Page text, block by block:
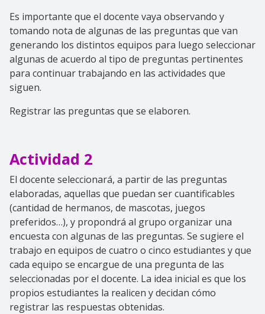
Es importante que el docente vaya observando y
tomando nota de algunas de las preguntas que van
generando los distintos equipos para luego seleccionar
algunas de acuerdo al tipo de preguntas pertinentes
para continuar trabajando en las actividades que
siguen.
Registrar las preguntas que se elaboren.
Actividad 2
El docente seleccionará, a partir de las preguntas
elaboradas, aquellas que puedan ser cuantificables
(cantidad de hermanos, de mascotas, juegos
preferidos…), y propondrá al grupo organizar una
encuesta con algunas de las preguntas. Se sugiere el
trabajo en equipos de cuatro o cinco estudiantes y que
cada equipo se encargue de una pregunta de las
seleccionadas por el docente. La idea inicial es que los
propios estudiantes la realicen y decidan cómo
registrar las respuestas obtenidas.